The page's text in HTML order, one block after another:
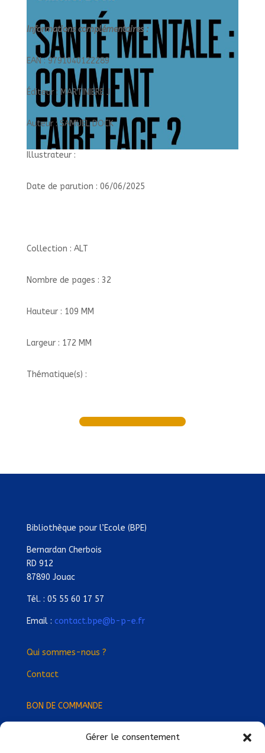
Gérer le consentement
Informations complémentaires :
EAN : 9791040122289
Éditeur : MARTINIERE J
Auteur : SAMUEL DOCK
Illustrateur :
Date de parution : 06/06/2025
Collection : ALT
Nombre de pages : 32
Hauteur : 109 MM
Largeur : 172 MM
Thématique(s) :
Bibliothèque pour l’Ecole (BPE)
Bernardan Cherbois
RD 912
87890 Jouac
Tél. : 05 55 60 17 57
Email : contact.bpe@b-p-e.fr
Qui sommes-nous ?
Contact
BON DE COMMANDE
Devenez Délégué·e Régional·e !